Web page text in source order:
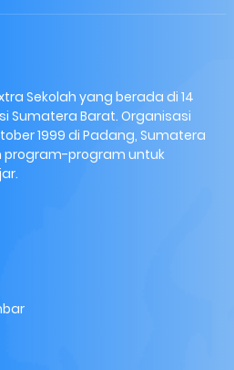
Sekolah yang berada di 14
Sumatera Barat. Organisasi
1999 di Padang, Sumatera
program-program untuk